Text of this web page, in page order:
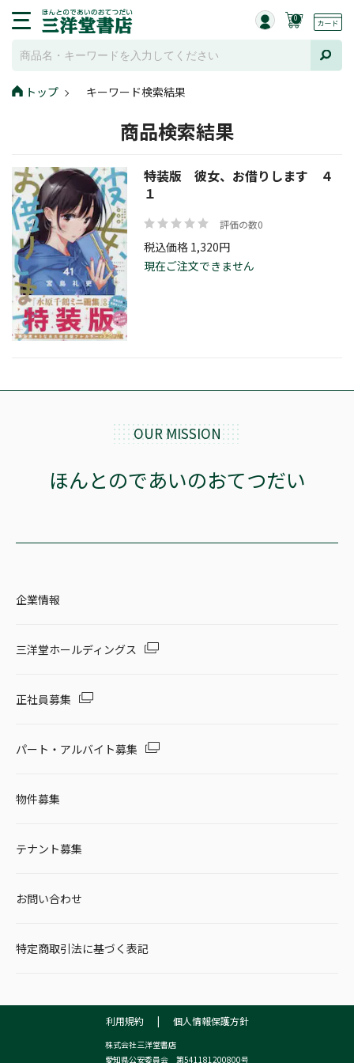
0
トップ キーワード検索結果
商品検索結果
特装版 彼女、お借りします ４
１
評価の数0
税込価格 1,320円
現在ご注文できません
OUR MISSION
ほんとのであいのおてつだい
企業情報
三洋堂ホールディングス
正社員募集
パート・アルバイト募集
物件募集
テナント募集
お問い合わせ
特定商取引法に基づく表記
利用規約 | 個人情報保護方針
株式会社三洋堂書店
愛知県公安委員会 第541181200800号